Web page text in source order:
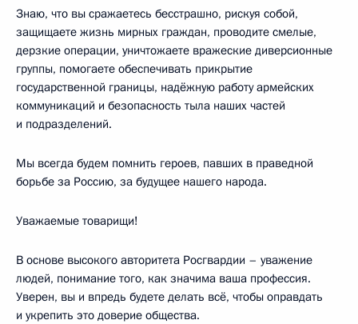
Знаю, что вы сражаетесь бесстрашно, рискуя собой,
защищаете жизнь мирных граждан, проводите смелые,
дерзкие операции, уничтожаете вражеские диверсионные
группы, помогаете обеспечивать прикрытие
государственной границы, надёжную работу армейских
коммуникаций и безопасность тыла наших частей
и подразделений.
Мы всегда будем помнить героев, павших в праведной
борьбе за Россию, за будущее нашего народа.
Уважаемые товарищи!
В основе высокого авторитета Росгвардии – уважение
людей, понимание того, как значима ваша профессия.
Уверен, вы и впредь будете делать всё, чтобы оправдать
и укрепить это доверие общества.